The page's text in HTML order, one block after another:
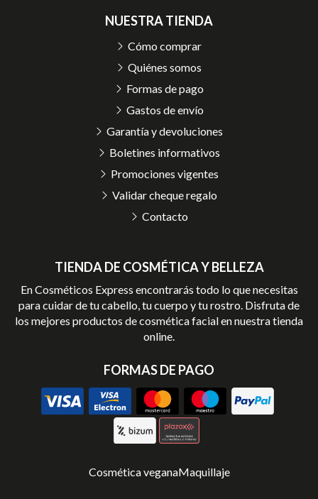
TIENDA DE COSMÉTICA Y BELLEZA
En Cosméticos Express encontrarás todo lo que necesitas
para cuidar de tu cabello, tu cuerpo y tu rostro. Disfruta de
los mejores productos de cosmética facial en nuestra tienda
online.
FORMAS DE PAGO
NUESTRA TIENDA
Cómo comprar
Quiénes somos
Formas de pago
Gastos de envío
Garantía y devoluciones
Boletines informativos
Promociones vigentes
Validar cheque regalo
Contacto
Cosmética veganaMaquillaje